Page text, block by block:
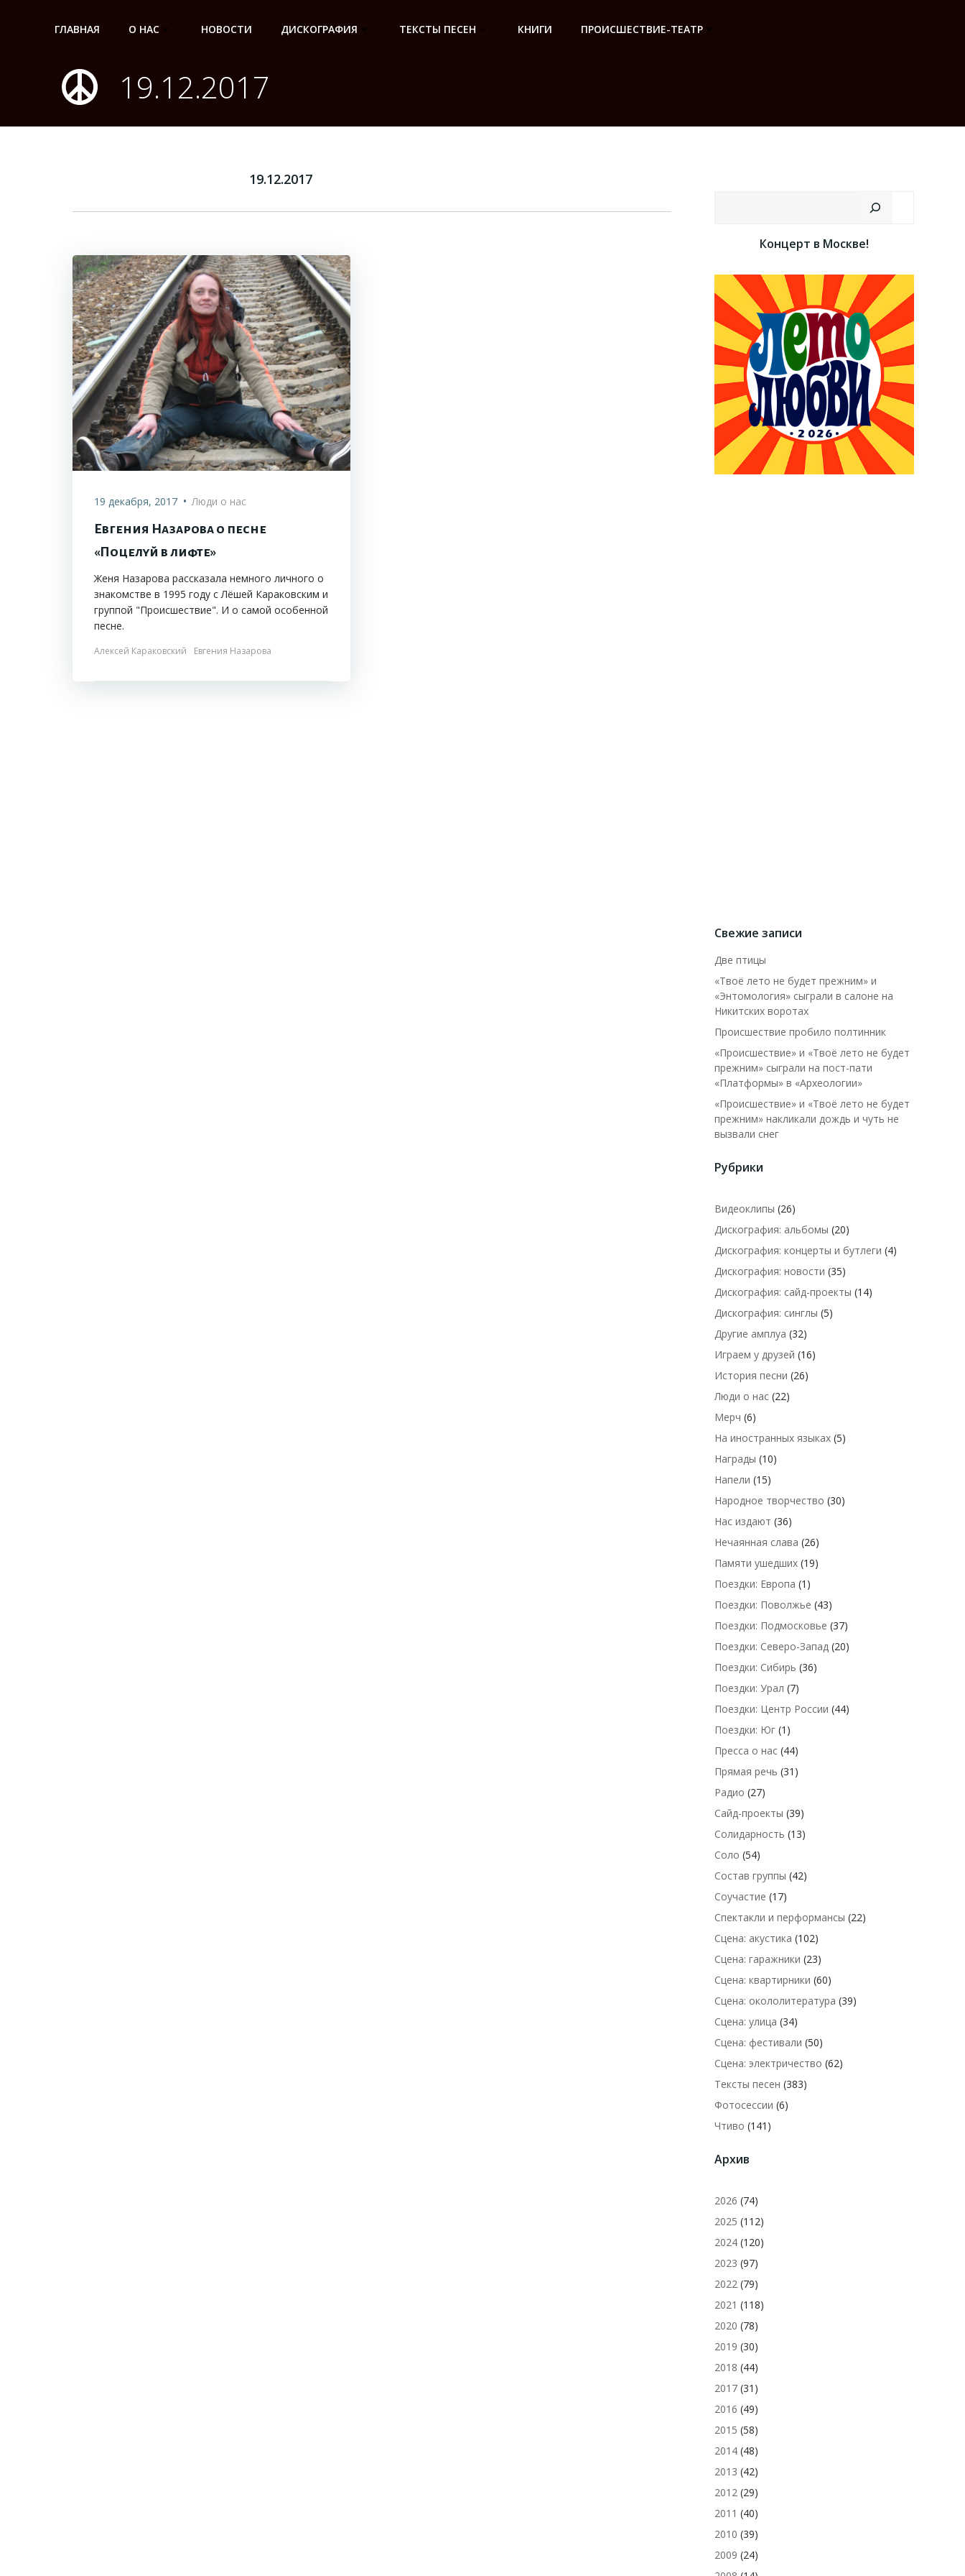
ГЛАВНАЯ О НАС НОВОСТИ ДИСКОГРАФИЯ ТЕКСТЫ ПЕСЕН КНИГИ ПРОИСШЕСТВИЕ-ТЕАТР
19.12.2017
19.12.2017
19 декабря, 2017 • Люди о нас
Евгения Назарова о песне
«Поцелуй в лифте»
Женя Назарова рассказала немного личного о
знакомстве в 1995 году с Лёшей Караковским и
группой "Происшествие". И о самой особенной
песне.
Алексей Караковский Евгения Назарова
Концерт в Москве!
Свежие записи
Две птицы
«Твоё лето не будет прежним» и
«Энтомология» сыграли в салоне на
Никитских воротах
Происшествие пробило полтинник
«Происшествие» и «Твоё лето не будет
прежним» сыграли на пост-пати
«Платформы» в «Археологии»
«Происшествие» и «Твоё лето не будет
прежним» накликали дождь и чуть не
вызвали снег
Рубрики
Видеоклипы (26)
Дискография: альбомы (20)
Дискография: концерты и бутлеги (4)
Дискография: новости (35)
Дискография: сайд-проекты (14)
Дискография: синглы (5)
Другие амплуа (32)
Играем у друзей (16)
История песни (26)
Люди о нас (22)
Мерч (6)
На иностранных языках (5)
Награды (10)
Напели (15)
Народное творчество (30)
Нас издают (36)
Нечаянная слава (26)
Памяти ушедших (19)
Поездки: Европа (1)
Поездки: Поволжье (43)
Поездки: Подмосковье (37)
Поездки: Северо-Запад (20)
Поездки: Сибирь (36)
Поездки: Урал (7)
Поездки: Центр России (44)
Поездки: Юг (1)
Пресса о нас (44)
Прямая речь (31)
Радио (27)
Сайд-проекты (39)
Солидарность (13)
Соло (54)
Состав группы (42)
Соучастие (17)
Спектакли и перформансы (22)
Сцена: акустика (102)
Сцена: гаражники (23)
Сцена: квартирники (60)
Сцена: окололитература (39)
Сцена: улица (34)
Сцена: фестивали (50)
Сцена: электричество (62)
Тексты песен (383)
Фотосессии (6)
Чтиво (141)
Архив
2026 (74)
2025 (112)
2024 (120)
2023 (97)
2022 (79)
2021 (118)
2020 (78)
2019 (30)
2018 (44)
2017 (31)
2016 (49)
2015 (58)
2014 (48)
2013 (42)
2012 (29)
2011 (40)
2010 (39)
2009 (24)